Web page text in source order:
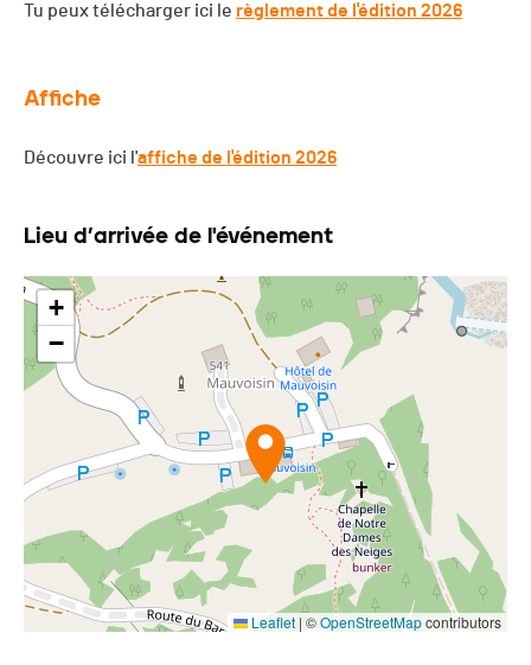
Tu peux télécharger ici le règlement de l'édition 2026
Affiche
Découvre ici l'affiche de l'édition 2026
Lieu d’arrivée de l'événement
+
−
Leaflet | ©OpenStreetMapcontributors